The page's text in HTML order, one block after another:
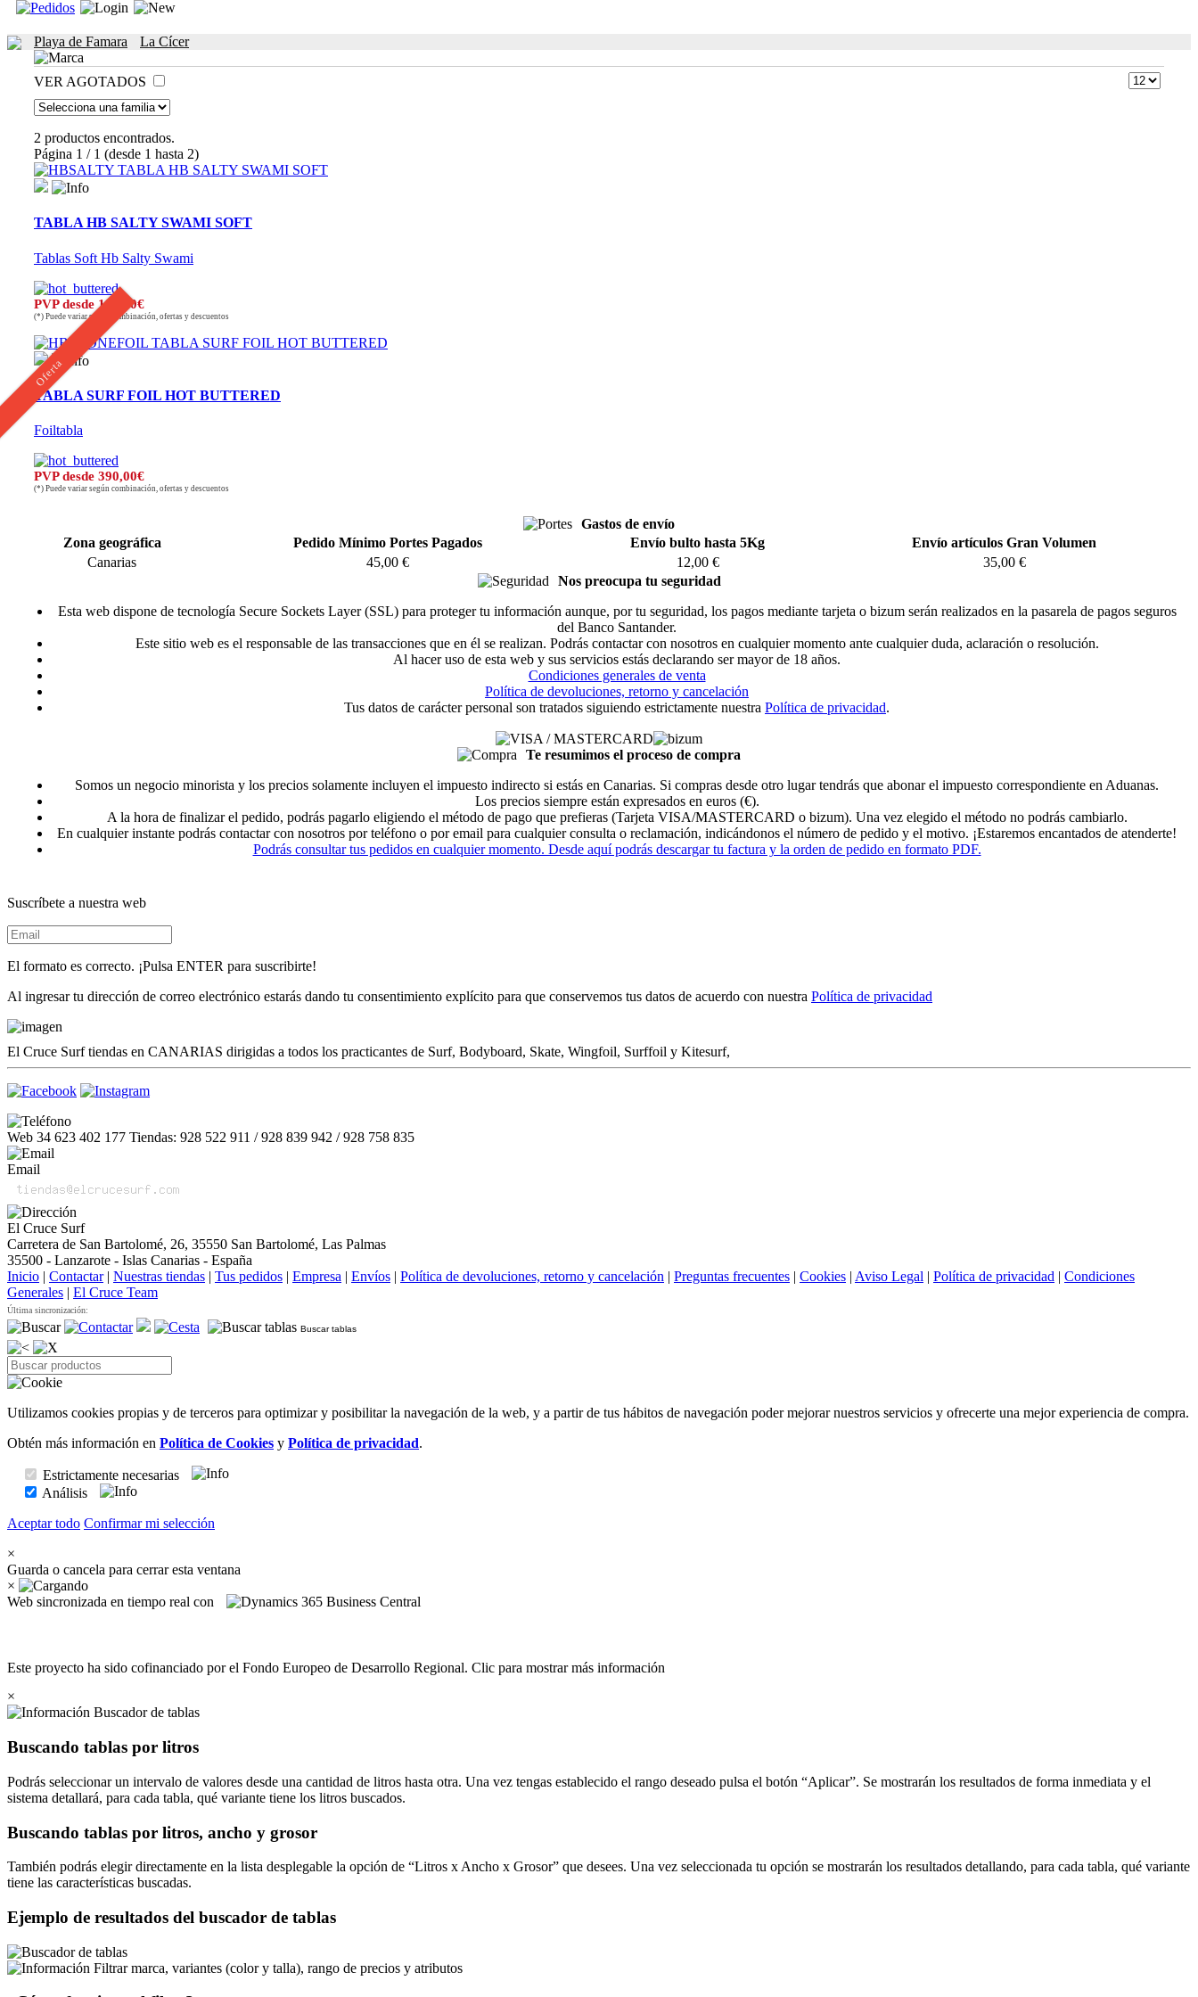
Playa de Famara La Cícer
VER AGOTADOS
2 productos encontrados.
Página 1 / 1 (desde 1 hasta 2)
TABLA HB SALTY SWAMI SOFT
Tablas Soft Hb Salty Swami
PVP desde 199,00€
(*) Puede variar según combinación, ofertas y descuentos
Oferta
TABLA SURF FOIL HOT BUTTERED
Foiltabla
PVP desde 390,00€
(*) Puede variar según combinación, ofertas y descuentos
Gastos de envío
Zona geográfica
Pedido Mínimo Portes Pagados Envío bulto hasta 5Kg
Envío artículos Gran Volumen
Canarias
45,00 € 12,00 €
35,00 €
Nos preocupa tu seguridad
Esta web dispone de tecnología Secure Sockets Layer (SSL) para proteger tu información aunque, por tu seguridad, los pagos mediante tarjeta o bizum serán realizados en la pasarela de pagos seguros
del Banco Santander.
Este sitio web es el responsable de las transacciones que en él se realizan. Podrás contactar con nosotros en cualquier momento ante cualquier duda, aclaración o resolución.
Al hacer uso de esta web y sus servicios estás declarando ser mayor de 18 años.
Condiciones generales de venta
Política de devoluciones, retorno y cancelación
Tus datos de carácter personal son tratados siguiendo estrictamente nuestra Política de privacidad.
Te resumimos el proceso de compra
Somos un negocio minorista y los precios solamente incluyen el impuesto indirecto si estás en Canarias. Si compras desde otro lugar tendrás que abonar el impuesto correspondiente en Aduanas.
Los precios siempre están expresados en euros (€).
A la hora de finalizar el pedido, podrás pagarlo eligiendo el método de pago que prefieras (Tarjeta VISA/MASTERCARD o bizum). Una vez elegido el método no podrás cambiarlo.
En cualquier instante podrás contactar con nosotros por teléfono o por email para cualquier consulta o reclamación, indicándonos el número de pedido y el motivo. ¡Estaremos encantados de atenderte!
Podrás consultar tus pedidos en cualquier momento. Desde aquí podrás descargar tu factura y la orden de pedido en formato PDF.
Suscríbete a nuestra web
El formato es correcto. ¡Pulsa ENTER para suscribirte!
Al ingresar tu dirección de correo electrónico estarás dando tu consentimiento explícito para que conservemos tus datos de acuerdo con nuestra Política de privacidad
El Cruce Surf tiendas en CANARIAS dirigidas a todos los practicantes de Surf, Bodyboard, Skate, Wingfoil, Surffoil y Kitesurf,
Web 34 623 402 177 Tiendas: 928 522 911 / 928 839 942 / 928 758 835
Email
El Cruce Surf
Carretera de San Bartolomé, 26, 35550 San Bartolomé, Las Palmas
35500 - Lanzarote - Islas Canarias - España
Inicio | Contactar | Nuestras tiendas | Tus pedidos | Empresa | Envíos | Política de devoluciones, retorno y cancelación | Preguntas frecuentes | Cookies | Aviso Legal | Política de privacidad | Condiciones
Generales | El Cruce Team
Última sincronización:
Buscar tablas
Utilizamos cookies propias y de terceros para optimizar y posibilitar la navegación de la web, y a partir de tus hábitos de navegación poder mejorar nuestros servicios y ofrecerte una mejor experiencia de compra.
Obtén más información en Política de Cookies y Política de privacidad.
Estrictamente necesarias
Análisis
Aceptar todo Confirmar mi selección
×
Guarda o cancela para cerrar esta ventana
×
Web sincronizada en tiempo real con
Este proyecto ha sido cofinanciado por el Fondo Europeo de Desarrollo Regional. Clic para mostrar más información
×
Buscador de tablas
Buscando tablas por litros
Podrás seleccionar un intervalo de valores desde una cantidad de litros hasta otra. Una vez tengas establecido el rango deseado pulsa el botón Aplicar . Se mostrarán los resultados de forma inmediata y el
sistema detallará, para cada tabla, qué variante tiene los litros buscados.
Buscando tablas por litros, ancho y grosor
También podrás elegir directamente en la lista desplegable la opción de Litros x Ancho x Grosor
que desees. Una vez seleccionada tu opción se mostrarán los resultados detallando, para cada tabla, qué variante
tiene las características buscadas.
Ejemplo de resultados del buscador de tablas
Filtrar marca, variantes (color y talla), rango de precios y atributos